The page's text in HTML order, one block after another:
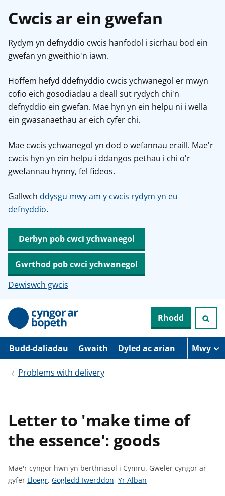
Cwcis ar ein gwefan
Rydym yn defnyddio cwcis hanfodol i sicrhau bod ein
gwefan yn gweithio'n iawn.
Hoffem hefyd ddefnyddio cwcis ychwanegol er mwyn
cofio eich gosodiadau a deall sut rydych chi'n
defnyddio ein gwefan. Mae hyn yn ein helpu ni i wella
ein gwasanaethau ar eich cyfer chi.
Mae cwcis ychwanegol yn dod o wefannau eraill. Mae'r
cwcis hyn yn ein helpu i ddangos pethau i chi o'r
gwefannau hynny, fel fideos.
Gallwch ddysgu mwy am y cwcis rydym yn eu
defnyddio.
Derbyn pob cwci ychwanegol
Gwrthod pob cwci ychwanegol
Dewiswch gwcis
N
d
r
w
Rhodd
Budd-daliadau Gwaith Dyled ac arian Mwy
Problems with delivery
Letter to 'make time of
the essence': goods
Mae'r cyngor hwn yn berthnasol i Cymru. Gweler cyngor ar
gyfer G
Lloegr, G
Gogledd Iwerddon, G
Yr Alban